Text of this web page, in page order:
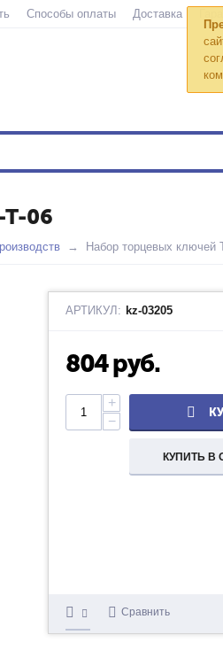
Способы оплаты Доставка
06
Набор торцевых ключей
АРТИКУЛ: kz-03205
804руб.
+
−
КУПИТЬ В
Сравнить